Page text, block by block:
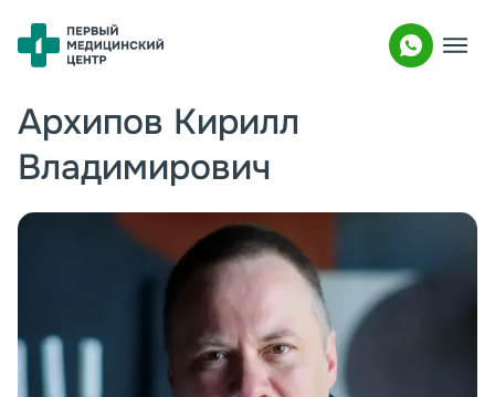
Архипов Кирилл
Владимирович